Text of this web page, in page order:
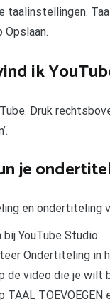
taalinstellingen.
Opslaan.
ik
Druk
je
en ondertiteling
bij YouTube Studio.
Ondertiteling in
de video die je wilt
TAAL